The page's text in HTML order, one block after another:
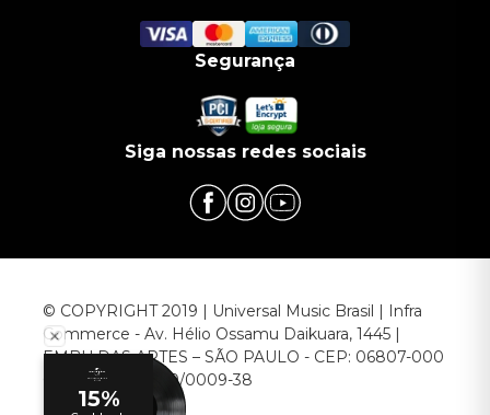
Segurança
Siga nossas redes sociais
© COPYRIGHT 2019 | Universal Music Brasil | Infra
Commerce - Av. Hélio Ossamu Daikuara, 1445 |
EMBU DAS ARTES – SÃO PAULO - CEP: 06807-000
CNPJ: 00.952.789/0009-38